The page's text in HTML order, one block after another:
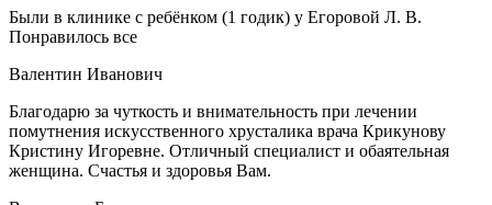
Были в клинике с ребёнком (1 годик) у Егоровой Л. В.
Понравилось все
Валентин Иванович
Благодарю за чуткость и внимательность при лечении
помутнения искусственного хрусталика врача Крикунову
Кристину Игоревне. Отличный специалист и обаятельная
женщина. Счастья и здоровья Вам.